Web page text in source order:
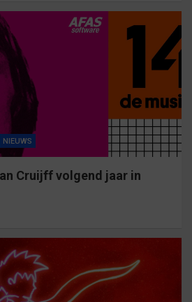
NIEUWS
Cruijff volgend jaar in